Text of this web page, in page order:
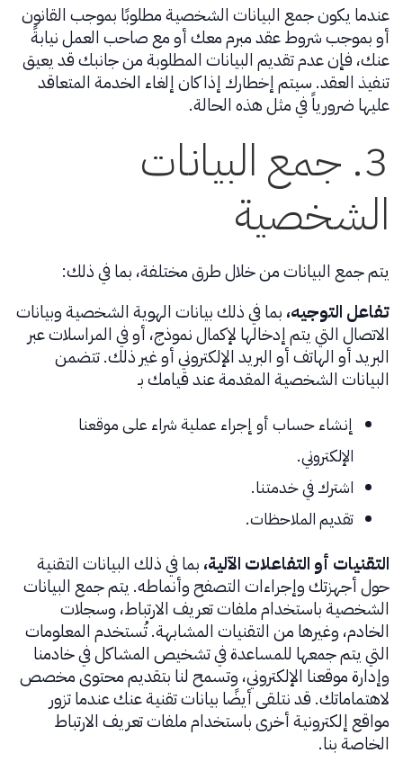
عندما يكون جمع البيانات الشخصية مطلوبًا بموجب القانون
أو بموجب شروط عقد مبرم معك أو مع صاحب العمل نيابةً
عنك، فإن عدم تقديم البيانات المطلوبة من جانبك قد يعيق
تنفيذ العقد. سيتم إخطارك إذا كان إلغاء الخدمة المتعاقد
عليها ضرورياً في مثل هذه الحالة.
3. جمع البيانات
الشخصية
يتم جمع البيانات من خلال طرق مختلفة، بما في ذلك:
تفاعل التوجيه، بما في ذلك بيانات الهوية الشخصية وبيانات
الاتصال التي يتم إدخالها لإكمال نموذج، أو في المراسلات عبر
البريد أو الهاتف أو البريد الإلكتروني أو غير ذلك. تتضمن
البيانات الشخصية المقدمة عند قيامك بـ
إنشاء حساب أو إجراء عملية شراء على موقعنا
الإلكتروني.
اشترك في خدمتنا.
تقديم الملاحظات.
التقنيات أو التفاعلات الآلية، بما في ذلك البيانات التقنية
حول أجهزتك وإجراءات التصفح وأنماطه. يتم جمع البيانات
الشخصية باستخدام ملفات تعريف الارتباط، وسجلات
الخادم، وغيرها من التقنيات المشابهة. تُستخدم المعلومات
التي يتم جمعها للمساعدة في تشخيص المشاكل في خادمنا
وإدارة موقعنا الإلكتروني، وتسمح لنا بتقديم محتوى مخصص
لاهتماماتك. قد نتلقى أيضًا بيانات تقنية عنك عندما تزور
مواقع إلكترونية أخرى باستخدام ملفات تعريف الارتباط
الخاصة بنا.